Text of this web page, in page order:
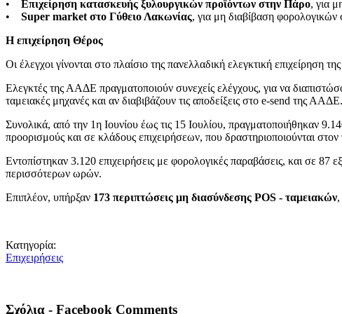
• Επιχείρηση κατασκευής ξυλουργικών προϊόντων στην Πάρο, για
• Super market στο Γύθειο Λακωνίας, για μη διαβίβαση
Η επιχείρηση Θέρος
Οι έλεγχοι γίνονται στο πλαίσιο της πανελλαδική ελεγκτική
Ελεγκτές της ΑΑΔΕ πραγματοποιούν συνεχείς ελέγχους, για να
ταμειακές μηχανές και αν διαβιβάζουν τις αποδείξεις στο e-send της ΑΑΔΕ.
Συνολικά, από την 1η Ιουνίου έως τις 15 Ιουλίου, πραγματοποιήθηκαν
προορισμούς και σε κλάδους επιχειρήσεων, που δραστηριοποιούνται στον
Εντοπίστηκαν 3.120 επιχειρήσεις με φορολογικές παραβάσεις, και σε
περισσότερων ωρών.
Επιπλέον, υπήρξαν 173 περιπτώσεις μη διασύνδεσης POS - ταμειακών
Κατηγορία:
Eπιχειρήσεις
Σχόλια - Facebook Comments